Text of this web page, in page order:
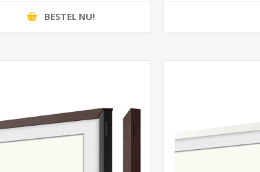
BESTEL NU!